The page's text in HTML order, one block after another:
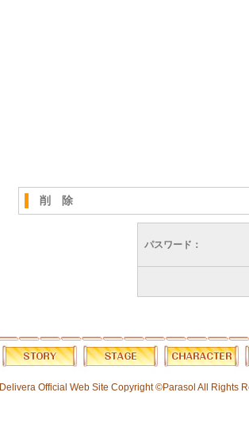
削 除
パスワード：
Delivera Official Web Site Copyright ©Parasol All Rights